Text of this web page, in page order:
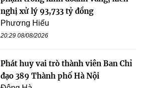
nghị xử lý 93,733 tỷ đồng
Phương Hiếu
20:29 08/08/2026
Phát huy vai trò thành viên Ban Chỉ
đạo 389 Thành phố Hà Nội